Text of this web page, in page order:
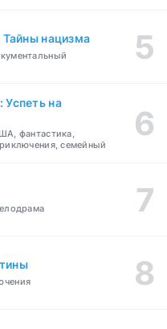
Тайны нацизма
на
фантастика,
семейный